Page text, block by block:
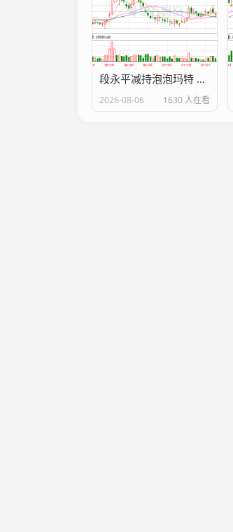
段永平减持泡泡玛特 此前刚称“10年内大概率不卖”
2026-08-06 1630 人在看